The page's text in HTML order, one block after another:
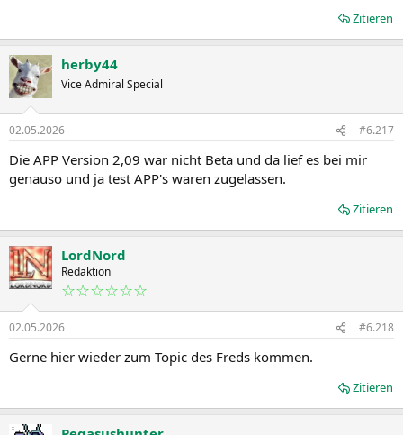
Zitieren
herby44
Vice Admiral Special
02.05.2026 #6.217
Die APP Version 2,09 war nicht Beta und da lief es bei mir
genauso und ja test APP's waren zugelassen.
Zitieren
LordNord
Redaktion
☆☆☆☆☆☆
02.05.2026 #6.218
Gerne hier wieder zum Topic des Freds kommen.
Zitieren